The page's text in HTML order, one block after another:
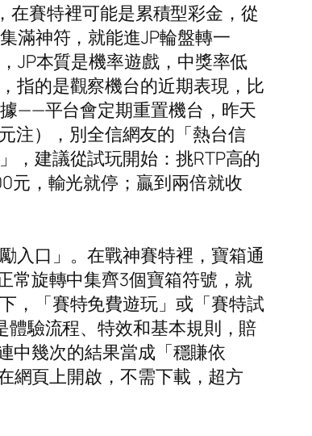
在賽特裡可能是累積型彩金，從
滿神符，就能進JP輪盤轉一
JP本質是機率遊戲，中獎率低
指的是觀察機台的近期表現，比
——平台會定期重置機台，昨天
注），別全信網友的「熱台信
，建議從試玩開始：挑RTP高的
元，輸光就停；贏到兩倍就收
入口」。在戰神賽特裡，寶箱通
常旋轉中集齊3個寶箱符號，就
，「賽特免費遊玩」或「賽特試
驗流程、特效和基本規則，賠
中幾次的結果當成「穩賺依
網頁上開啟，不需下載，超方